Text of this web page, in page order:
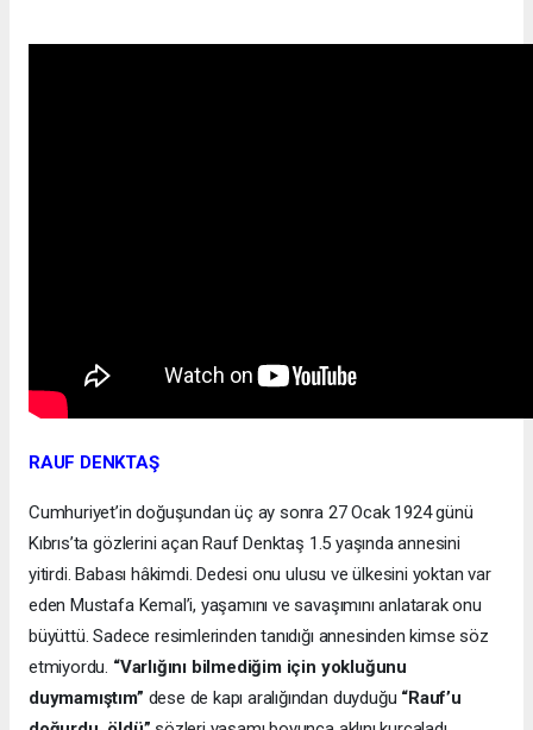
RAUF DENKTAŞ
Cumhuriyet’in doğuşundan üç ay sonra 27 Ocak 1924 günü
Kıbrıs’ta gözlerini açan Rauf Denktaş 1.5 yaşında annesini
yitirdi. Babası hâkimdi. Dedesi onu ulusu ve ülkesini yoktan var
eden Mustafa Kemal’i, yaşamını ve savaşımını anlatarak onu
büyüttü. Sadece resimlerinden tanıdığı annesinden kimse söz
etmiyordu. “Varlığını bilmediğim için yokluğunu
duymamıştım” dese de kapı aralığından duyduğu “Rauf’u